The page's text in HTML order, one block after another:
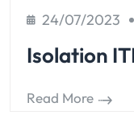
24/07/2023
Isolation
Read More